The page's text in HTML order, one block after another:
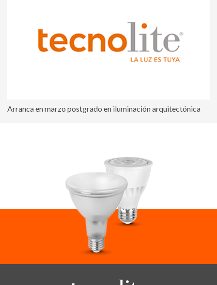
Arranca en marzo postgrado en iluminación arquitectónica